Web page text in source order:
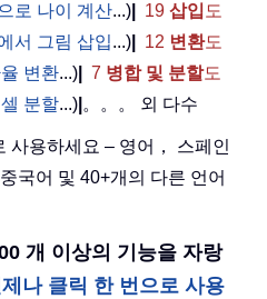
로 나이 계산...) 19 삽입 도
서 그림 삽입...) 12 변환도
변환...) 7 병합 및 분할도
분할...) 。。。 외 다수
사용하세요 – 영어， 스페인
국어 및 40+개의 다른 언어
개 이상의 기능을 자랑
나 클릭 한 번으로 사용